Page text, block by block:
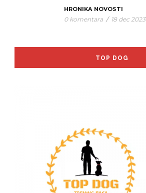
HRONIKA NOVOSTI
0 komentara / 18 dec 2023
TOP DOG